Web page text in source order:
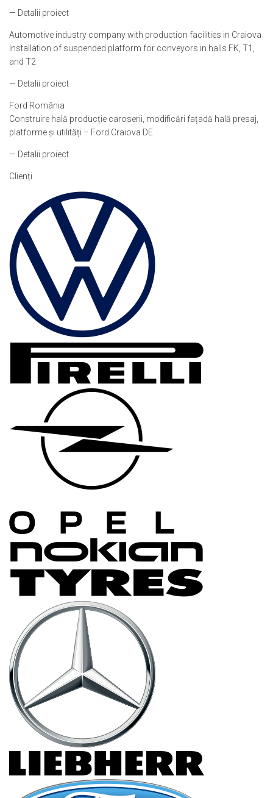
— Detalii proiect
Automotive industry company with production facilities in Craiova
Installation of suspended platform for conveyors in halls FK, T1,
and T2
— Detalii proiect
Ford România
Construire hală producție caroserii, modificări fațadă hală presaj,
platforme și utilități – Ford Craiova DE
— Detalii proiect
Clienți